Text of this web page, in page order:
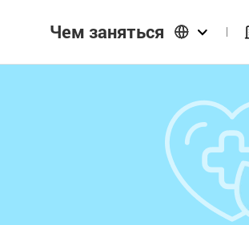
Чем заняться